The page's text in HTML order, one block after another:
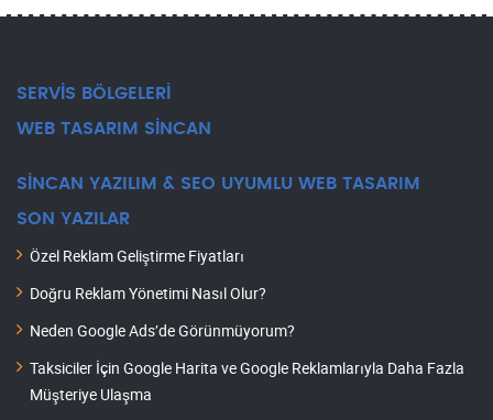
SERVİS BÖLGELERİ
WEB TASARIM SİNCAN
SİNCAN YAZILIM & SEO UYUMLU WEB TASARIM
SON YAZILAR
Özel Reklam Geliştirme Fiyatları
Doğru Reklam Yönetimi Nasıl Olur?
Neden Google Ads’de Görünmüyorum?
Taksiciler İçin Google Harita ve Google Reklamlarıyla Daha Fazla
Müşteriye Ulaşma